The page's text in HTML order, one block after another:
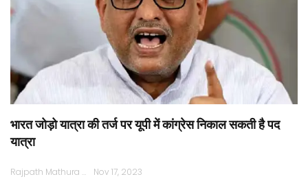
भारत जोड़ो यात्रा की तर्ज पर यूपी में कांग्रेस निकाल सकती है पद
यात्रा
Rajpath Mathura Nov 17, 2023